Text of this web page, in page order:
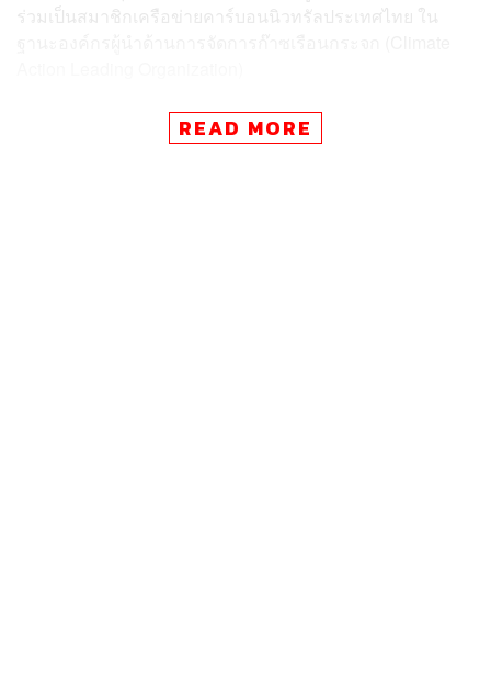
ร่วมเป็นสมาชิกเครือข่ายคาร์บอนนิวทรัลประเทศไทย ใน
ที่ผ่านมาบริษัทได้ดำเนินการลดการปล่อยก๊าซเรือนกระจก
อย่างต่อเนื่อง โดยมีการประเมินการปล่อยก๊าซเรือนกระจก
READ MORE